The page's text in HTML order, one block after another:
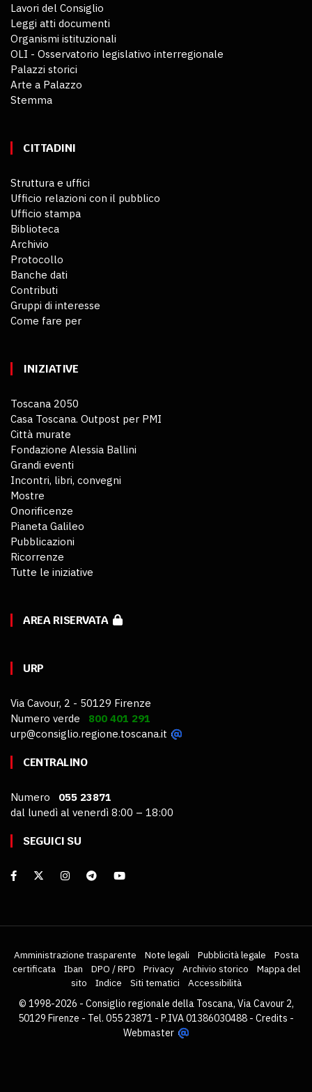
Lavori del Consiglio
Leggi atti documenti
Organismi istituzionali
OLI - Osservatorio legislativo interregionale
Palazzi storici
Arte a Palazzo
Stemma
CITTADINI
Struttura e uffici
Ufficio relazioni con il pubblico
Ufficio stampa
Biblioteca
Archivio
Protocollo
Banche dati
Contributi
Gruppi di interesse
Come fare per
INIZIATIVE
Toscana 2050
Casa Toscana. Outpost per PMI
Città murate
Fondazione Alessia Ballini
Grandi eventi
Incontri, libri, convegni
Mostre
Onorificenze
Pianeta Galileo
Pubblicazioni
Ricorrenze
Tutte le iniziative
AREA RISERVATA
URP
Via Cavour, 2 - 50129 Firenze
Numero verde 800 401 291
urp@consiglio.regione.toscana.it
CENTRALINO
Numero 055 23871
dal lunedì al venerdì 8:00 – 18:00
SEGUICI SU
Amministrazione trasparente Note legali Pubblicità legale
Posta
certificata
Iban DPO / RPD Privacy Archivio storico
Mappa del
sito
Indice Siti tematici
Accessibilità
© 1998-2026 - Consiglio regionale della Toscana, Via Cavour 2,
50129 Firenze - Tel. 055 23871 - P.IVA 01386030488 - Credits -
Webmaster